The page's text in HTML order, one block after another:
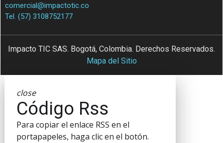
comercial@impactotic.co
Tel. (57) 3108752177
Impacto TIC SAS. Bogotá, Colombia. Derechos Reservados.
Mapa del Sitio
close
Código Rss
Para copiar el enlace RSS en el
portapapeles, haga clic en el botón.